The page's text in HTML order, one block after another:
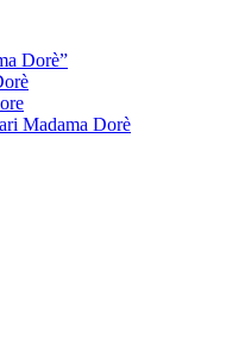
Dorè”
Madama Dorè